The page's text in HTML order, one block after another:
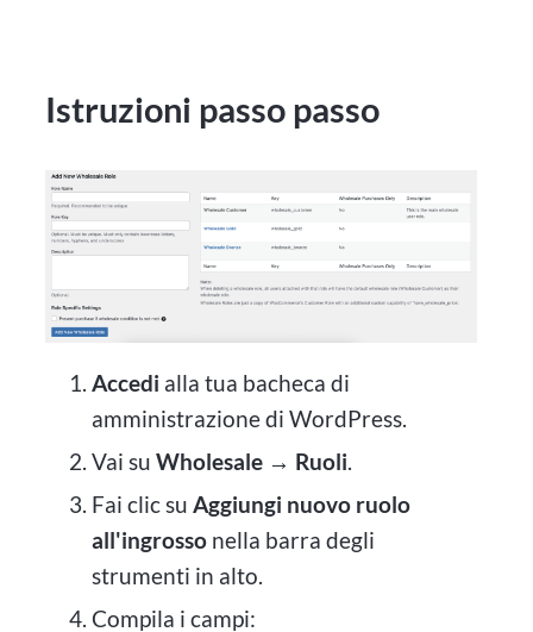
Istruzioni passo passo
Accedi alla tua bacheca di
amministrazione di WordPress.
Vai su Wholesale → Ruoli.
Fai clic su Aggiungi nuovo ruolo
all'ingrossonella barra degli
strumenti in alto.
Compila i campi: